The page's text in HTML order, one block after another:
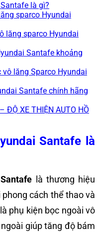
là gì?
sparco Hyundai
lăng sparco Hyundai
Santafe khoảng
lăng Sparco Hyundai
Santafe chính hãng
ĐỘ XE THIỆN AUTO HỒ
Santafe là
là thương hiệu
cách thể thao và
phụ kiện bọc ngoài vô
giúp tăng độ bám